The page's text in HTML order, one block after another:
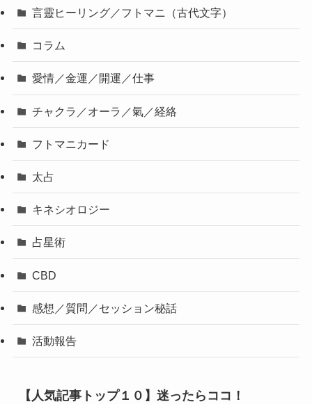
言靈ヒーリング／フトマニ（古代文字）
コラム
愛情／金運／開運／仕事
チャクラ／オーラ／氣／経絡
フトマニカード
太占
キネシオロジー
占星術
CBD
感想／質問／セッション秘話
活動報告
【人気記事トップ１０】迷ったらココ！